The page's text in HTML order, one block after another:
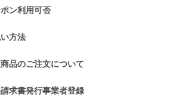
ン利用可否
方法
品のご注文について
求書発行事業者登録